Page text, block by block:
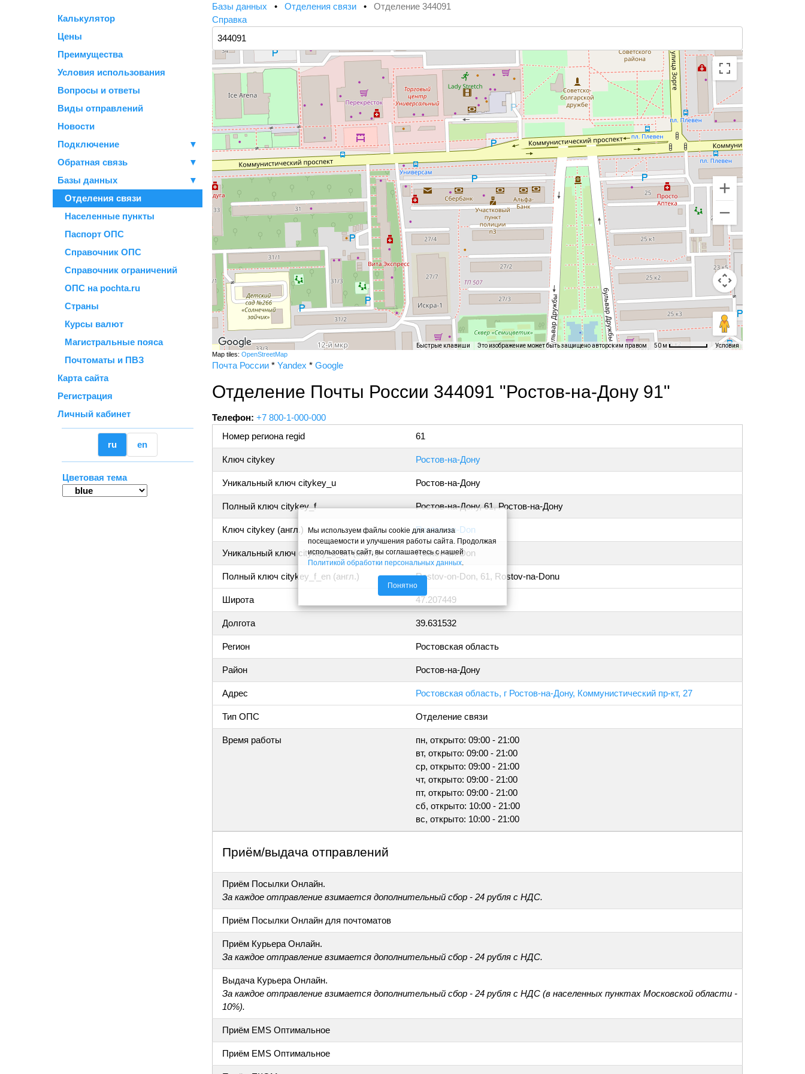
Калькулятор
Цены
Преимущества
Условия использования
Вопросы и ответы
Виды отправлений
Новости
Подключение
▼
Обратная связь
▼
Базы данных
▼
Отделения связи
Населенные пункты
Паспорт ОПС
Справочник ОПС
Справочник ограничений
ОПС на pochta.ru
Страны
Курсы валют
Магистральные пояса
Почтоматы и ПВЗ
Карта сайта
Регистрация
Личный кабинет
ru en
Цветовая тема
Базы данных • Отделения связи • Отделение 344091
Справка
Быстрые клавиши Это изображение может быть защищено авторским правом 50 м Условия
Map tiles: OpenStreetMap
Почта России * Yandex * Google
Отделение Почты России 344091 "Ростов-на-Дону 91"
Телефон: +7 800-1-000-000
Номер региона regid
61
Ключ citykey Ростов-на-Дону
Уникальный ключ citykey_u Ростов-на-Дону
Полный ключ citykey_f Ростов-на-Дону, 61, Ростов-на-Дону
Ключ citykey (англ.) Rostov-on-Don
Уникальный ключ citykey_u_en (англ.) Rostov-on-Don
Полный ключ citykey_f_en (англ.) Rostov-on-Don, 61, Rostov-na-Donu
Широта 47.207449
Долгота 39.631532
Регион Ростовская область
Район Ростов-на-Дону
Адрес Ростовская область, г Ростов-на-Дону, Коммунистический пр-кт, 27
Тип ОПС Отделение связи
Время работы
пн, открыто: 09:00 - 21:00
вт, открыто: 09:00 - 21:00
ср, открыто: 09:00 - 21:00
чт, открыто: 09:00 - 21:00
пт, открыто: 09:00 - 21:00
сб, открыто: 10:00 - 21:00
вс, открыто: 10:00 - 21:00
Приём/выдача отправлений
Приём Посылки Онлайн.
За каждое отправление взимается дополнительный сбор - 24 рубля с НДС.
Приём Посылки Онлайн для почтоматов
Приём Курьера Онлайн.
За каждое отправление взимается дополнительный сбор - 24 рубля с НДС.
Выдача Курьера Онлайн.
За каждое отправление взимается дополнительный сбор - 24 рубля с НДС (в населенных пунктах Московской области -
10%).
Приём EMS Оптимальное
Приём EMS Оптимальное
Мы используем файлы cookie для анализа
посещаемости и улучшения работы сайта. Продолжая
использовать сайт, вы соглашаетесь с нашей
Политикой обработки персональных данных
Понятно